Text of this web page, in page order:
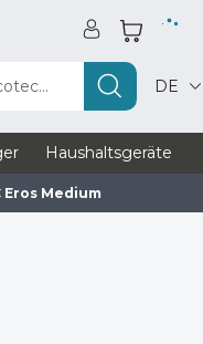
DE
Haushaltsgeräte
Eros Medium